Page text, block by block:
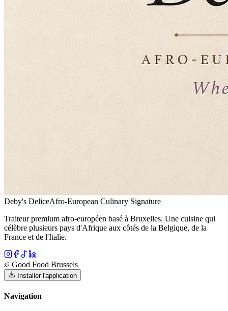
Deby's DeliceAfro-European Culinary Signature
Traiteur premium afro-européen basé à Bruxelles. Une cuisine qui
célèbre plusieurs pays d'Afrique aux côtés de la Belgique, de la
France et de l'Italie.
Good Food Brussels
Installer l'application
Navigation